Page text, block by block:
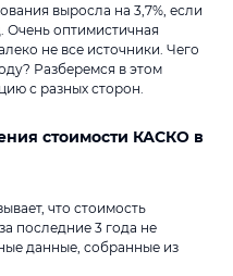
выросла на 3,7%, если
Очень оптимистичная
не все источники. Чего
Разберемся в этом
с разных сторон.
стоимости КАСКО в
что стоимость
последние 3 года не
данные, собранные из